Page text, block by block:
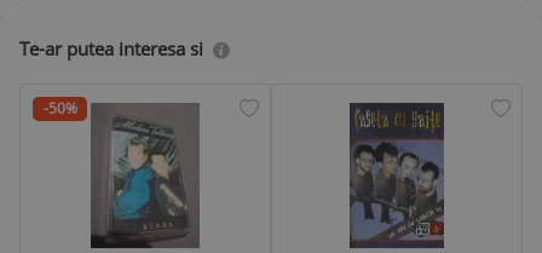
Te-ar putea interesa si
-50%